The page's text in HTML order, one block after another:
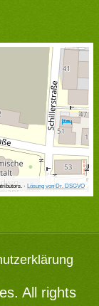
· Lösung von Dr. DSGVO
. All rights